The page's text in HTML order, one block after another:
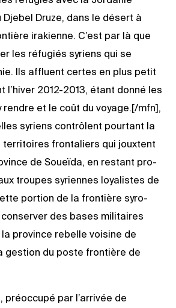
Djebel Druze, dans le désert à
irakienne. C’est par là que
les réfugiés syriens qui se
Ils affluent certes en plus petit
l’hiver 2012-2013, étant donné les
rendre et le coût du voyage.[/mfn],
syriens contrôlent pourtant la
frontaliers qui jouxtent
de Soueïda, en restant pro-
troupes syriennes loyalistes de
portion de la frontière syro-
des bases militaires
province rebelle voisine de
gestion du poste frontière de
préoccupé par l’arrivée de